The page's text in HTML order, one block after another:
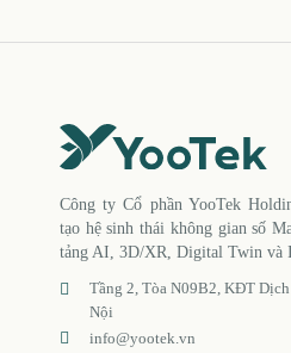
Công ty Cổ phần YooTek
tạo hệ sinh thái không gian số
tảng AI, 3D/XR, Digital Twin và
Tầng 2, Tòa N09B2, KĐT Dịch
Nội
info@yootek.vn